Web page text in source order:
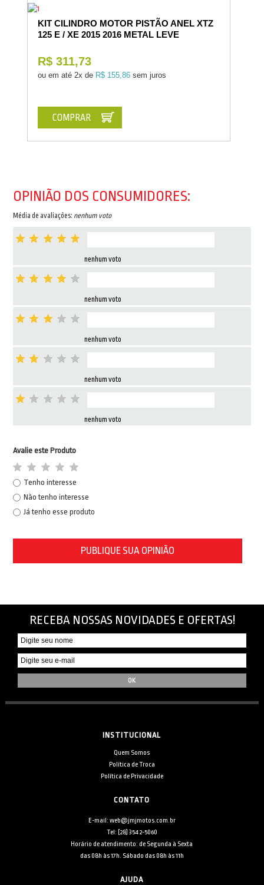
KIT CILINDRO MOTOR PISTÃO ANEL XTZ
125 E / XE 2015 2016 METAL LEVE
R$ 311,73
ou em até 2x de R$ 155,86 sem juros
COMPRAR
OPINIÃO DOS CONSUMIDORES:
Média de avaliações: nenhum voto
nenhum voto
nenhum voto
nenhum voto
nenhum voto
nenhum voto
Avalie este Produto
Tenho interesse
Não tenho interesse
Já tenho esse produto
PUBLIQUE SUA OPINIÃO
RECEBA NOSSAS NOVIDADES E OFERTAS!
INSTITUCIONAL
Quem Somos
Política de Troca
Política de Privacidade
CONTATO
E-mail: web@jmjmotos.com.br
Tel: [28] 3542-5060
Horário de atendimento: de Segunda à Sexta
das 08h às 17h. Sábado das 08h às 11h
AJUDA